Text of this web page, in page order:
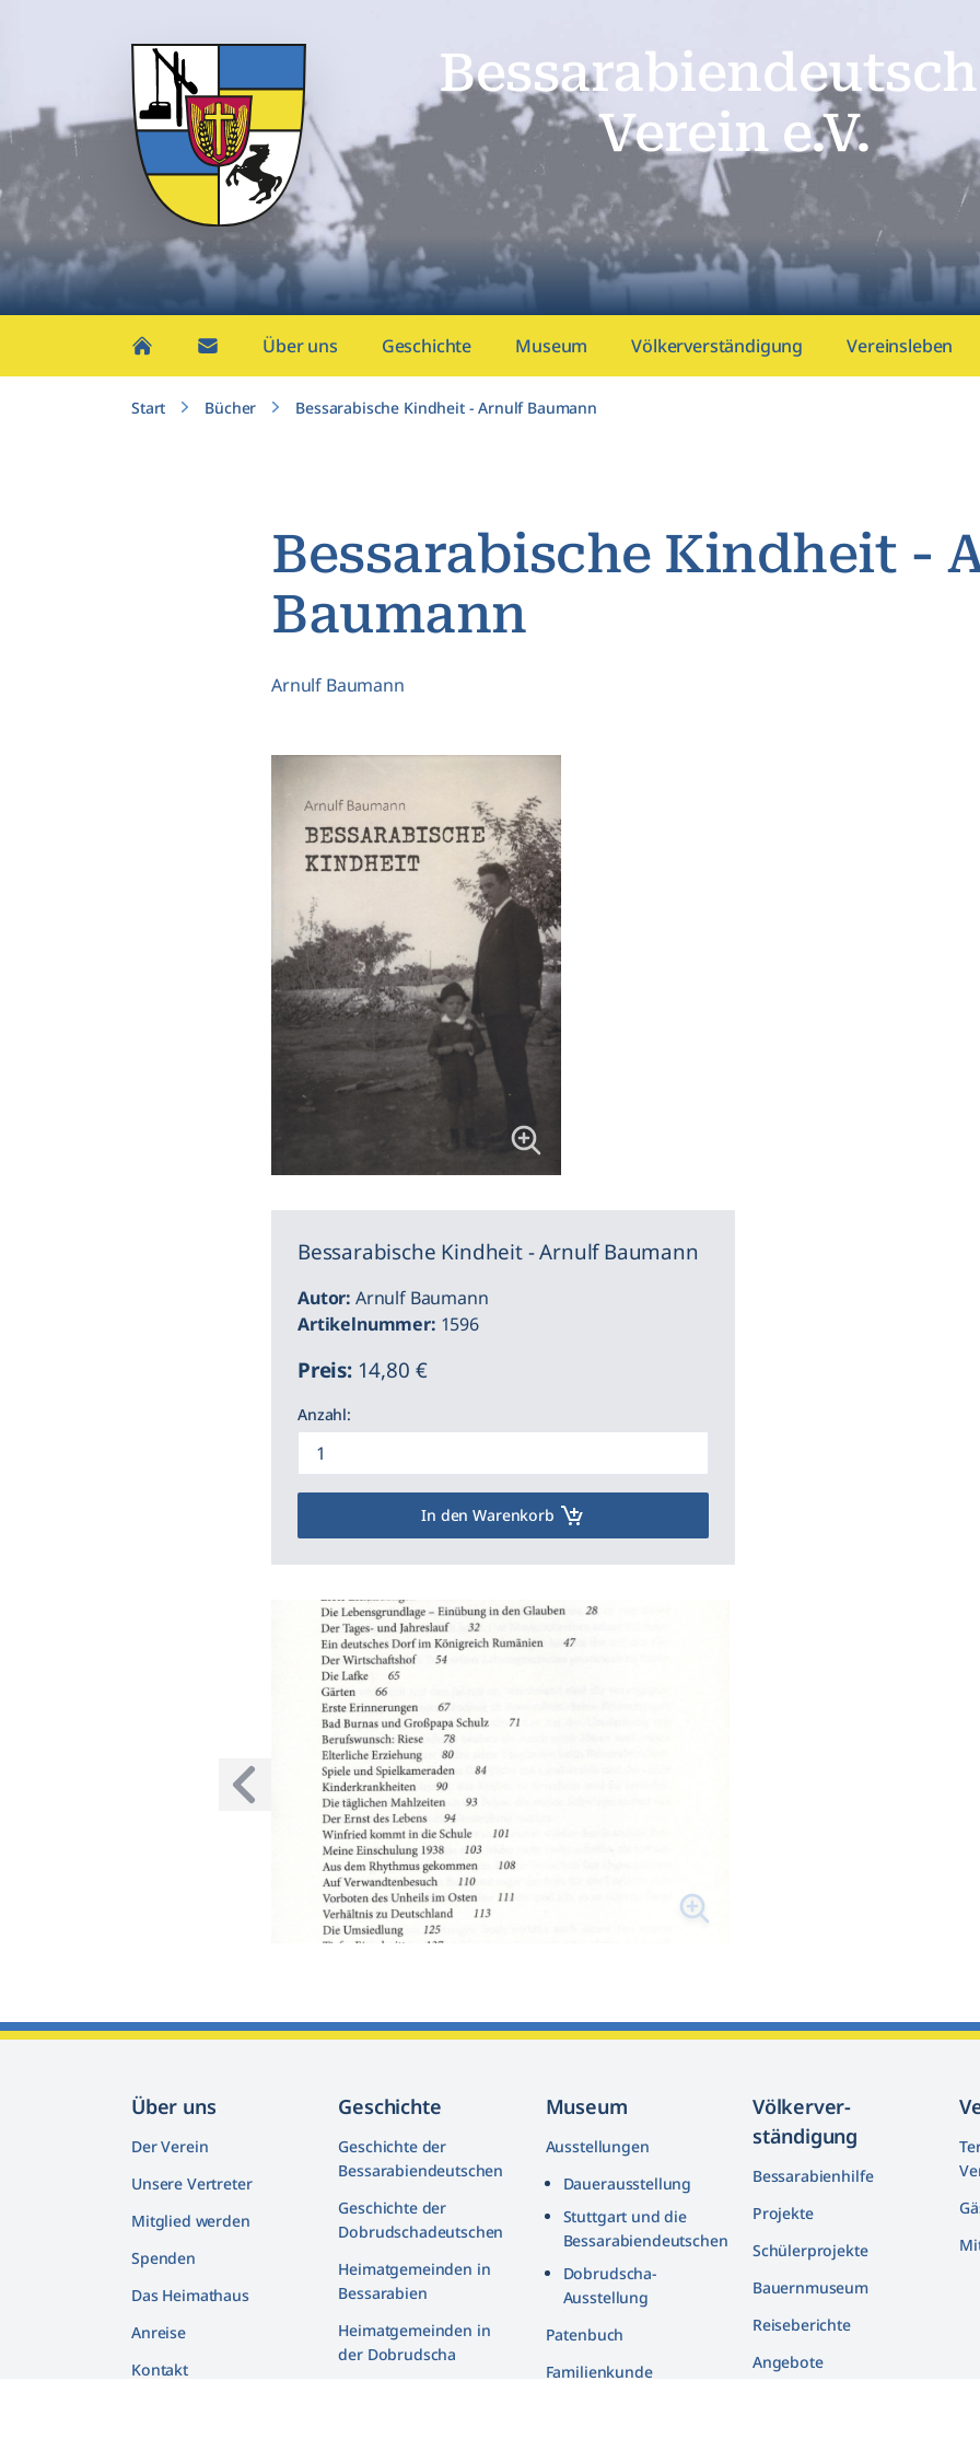
Verein e.V.
Über uns Geschichte Museum Völkerverständigung Vereinsleben
Start Bücher Bessarabische Kindheit - Arnulf Baumann
Bessarabische Kindheit -
Baumann
Arnulf Baumann
Bessarabische Kindheit - Arnulf Baumann
Autor: Arnulf Baumann
Artikelnummer: 1596
Preis:14,80 €
Anzahl:
In den Warenkorb
Voriges Bild
Über uns
Der Verein
Unsere Vertreter
Mitglied werden
Spenden
Das Heimathaus
Anreise
Kontakt
Geschichte
Geschichte der
Bessarabiendeutschen
Geschichte der
Dobrudschadeutschen
Heimatgemeinden in
Bessarabien
Heimatgemeinden in
der Dobrudscha
Museum
Ausstellungen
Dauerausstellung
Stuttgart und die
Bessarabiendeutschen
Dobrudscha­-
Ausstellung
Patenbuch
Familienkunde
Völkerver­
ständigung
Bessarabienhilfe
Projekte
Schülerprojekte
Bauernmuseum
Reiseberichte
Angebote